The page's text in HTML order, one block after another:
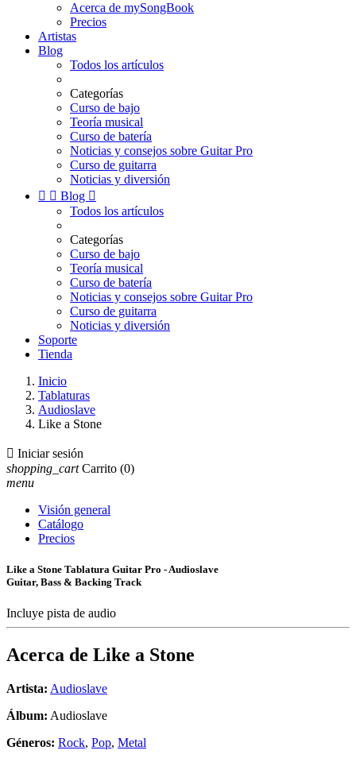
Acerca de mySongBook
Precios
Artistas
Blog
Todos los artículos
Categorías
Curso de bajo
Teoría musical
Curso de batería
Noticias y consejos sobre Guitar Pro
Curso de guitarra
Noticias y diversión
  Blog 
Todos los artículos
Categorías
Curso de bajo
Teoría musical
Curso de batería
Noticias y consejos sobre Guitar Pro
Curso de guitarra
Noticias y diversión
Soporte
Tienda
Inicio
Tablaturas
Audioslave
Like a Stone
 Iniciar sesión
shopping_cart Carrito (0)
menu
Visión general
Catálogo
Precios
Like a Stone Tablatura Guitar Pro - Audioslave
Guitar, Bass & Backing Track
Incluye pista de audio
Acerca de Like a Stone
Artista: Audioslave
Álbum: Audioslave
Géneros: Rock, Pop, Metal